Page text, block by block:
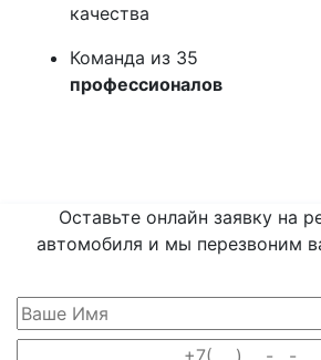
качества
Команда из 35
профессионалов
Оставьте онлайн заявку на
автомобиля и мы перезвоним